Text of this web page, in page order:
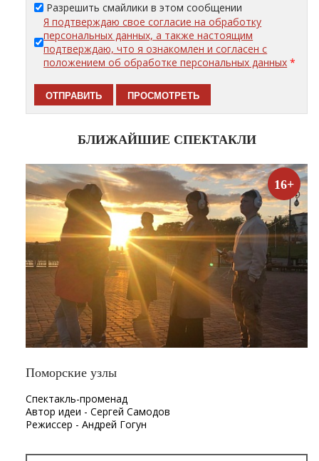
Разрешить смайлики в этом сообщении
Я подтверждаю свое согласие на обработку
персональных данных, а также настоящим
подтверждаю, что я ознакомлен и согласен с
положением об обработке персональных данных *
БЛИЖАЙШИЕ СПЕКТАКЛИ
16+
Поморские узлы
Спектакль-променад
Автор идеи - Сергей Самодов
Режиссер - Андрей Гогун